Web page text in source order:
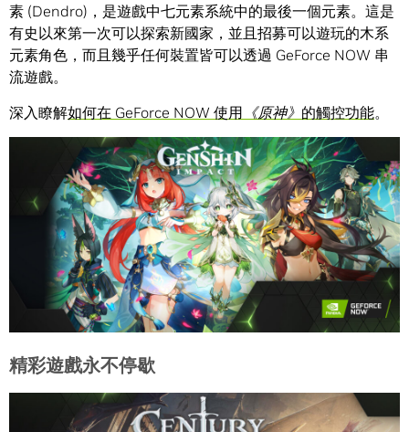
素 (Dendro)，是遊戲中七元素系統中的最後一個元素。這是
有史以來第一次可以探索新國家，並且招募可以遊玩的木系
元素角色，而且幾乎任何裝置皆可以透過 GeForce NOW 串
流遊戲。
深入瞭解如何在 GeForce NOW 使用 《原神》 的觸控功能。
精彩遊戲永不停歇